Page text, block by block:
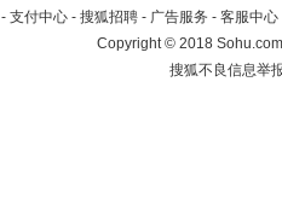
- 支付中心 - 搜狐招聘 - 广告服务 - 客服中心
Copyright©2018
搜狐不良信息举